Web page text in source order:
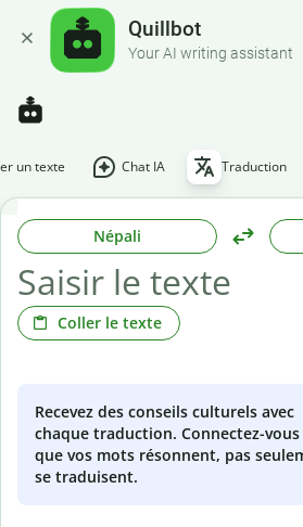
Quillbot
Your AI writing assistant
un texte Chat IA Traduction
Népali
Coller le texte
Recevez des conseils culturels avec
chaque traduction. Connectez-
que vos mots résonnent, pas
se traduisent.